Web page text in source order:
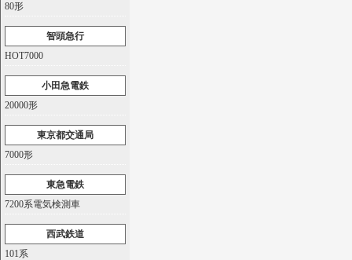
80形
智頭急行
HOT7000
小田急電鉄
20000形
東京都交通局
7000形
東急電鉄
7200系電気検測車
西武鉄道
101系